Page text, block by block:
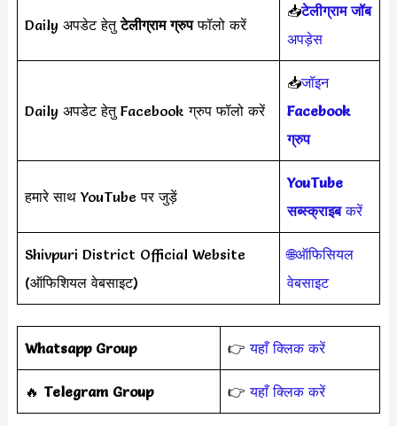
Daily अपडेट हेतुटेलीग्राम ग्रुपफॉलो करें
📥टेलीग्राम जॉब
अपड़ेस
Daily अपडेट हेतु Facebook ग्रुप फॉलो करें
📥जॉइन
Facebook
ग्रुप
हमारे साथ YouTube पर जुड़ें
YouTube
सब्स्क्राइबकरें
Shivpuri District Official Website
(ऑफिशियल वेबसाइट)
🌐ऑफिसियल
वेबसाइट
Whatsapp Group 👉यहाँ क्लिक करें
‎️‍🔥 Telegram Group 👉यहाँ क्लिक करें